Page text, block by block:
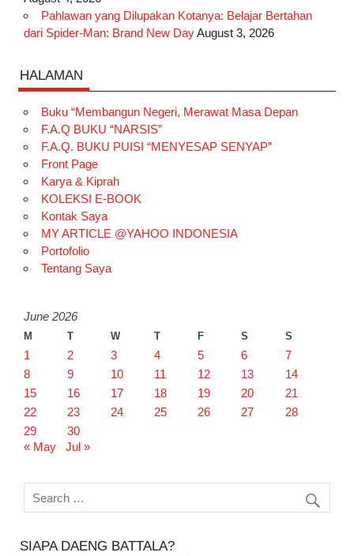
Pahlawan yang Dilupakan Kotanya: Belajar Bertahan
dari Spider-Man: Brand New DayAugust 3, 2026
HALAMAN
Buku “Membangun Negeri, Merawat Masa Depan
F.A.Q BUKU “NARSIS”
F.A.Q. BUKU PUISI “MENYESAP SENYAP”
Front Page
Karya & Kiprah
KOLEKSI E-BOOK
Kontak Saya
MY ARTICLE @YAHOO INDONESIA
Portofolio
Tentang Saya
June 2026
M T W T F S S
1 2 3 4 5 6
7
8
9 10 11 12 13
14
15
16 17 18 19 20
21
22
23 24 25 26 27
28
29
30
« May
Jul »
SIAPA DAENG BATTALA?